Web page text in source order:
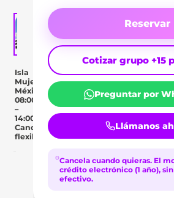
Isla
Mujeres,
México
08:00
–
14:00
Cancelación
flexible
Day Pass Descripción
Reservar
Cotizar grupo +15
Preguntar por
Llámanos
Cancela cuando quieras. El
crédito electrónico (1 año),
efectivo.